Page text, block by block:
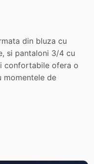
din bluza cu
si pantaloni 3/4 cu
confortabile ofera o
momentele de